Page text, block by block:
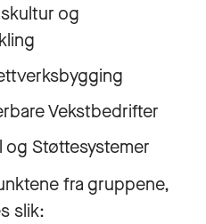
og
Vekstbedrifter
og Støttesystemer
fra gruppene,
slik: